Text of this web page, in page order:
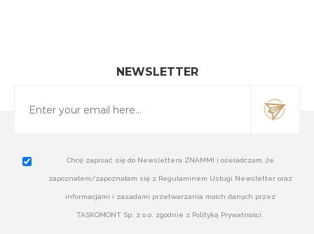
NEWSLETTER
Chcę zapisać się do Newslettera ZNAMMI i oświadczam, że
zapoznałem/zapoznałam się z Regulaminem Usługi Newsletter oraz
informacjami i zasadami przetwarzania moich danych przez
TASKOMONT Sp. z o.o. zgodnie z Polityką Prywatności.